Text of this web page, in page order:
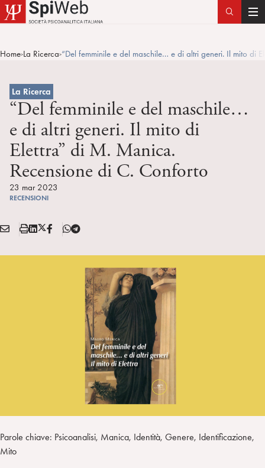
T
g
Home>La Ricerca>“Del femminile e del maschile… e di altri generi. Il mito di
La Ricerca
“Del femminile e del maschile…
e di altri generi. Il mito di
Elettra” di M. Manica.
Recensione di C. Conforto
23 mar 2023
RECENSIONI
Condividi:
E
A
S
a
L
n
X
T
F
T
l
Parole chiave: Psicoanalisi, Manica, Identità, Genere, Identificazione,
Mito